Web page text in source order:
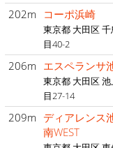
202m コーポ浜崎
東京都 大田区
目40-2
206m エスペランサ
東京都 大田区
目27-14
209m ディアレンス
南WEST